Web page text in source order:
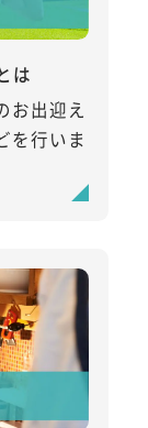
は
お出迎え
を行いま